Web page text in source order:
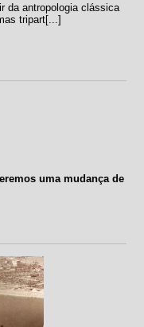
da antropologia clássica
tripart[...]
uma mudança de